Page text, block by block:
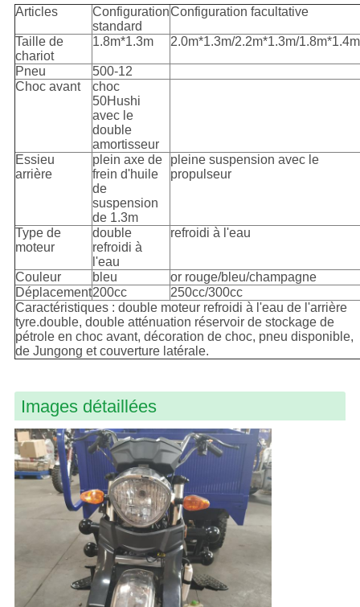
PRIVACY
POLICY
Articles
Configuration
standard
Configuration facultative
Taille de
chariot
1.8m*1.3m 2.0m*1.3m/2.2m*1.3m/1.8m*1.4m
Pneu
500-12
Choc avant
choc
50Hushi
avec le
double
amortisseur
Essieu
arrière
plein axe de
frein d'huile
de
suspension
de 1.3m
pleine suspension avec le
propulseur
Type de
moteur
double
refroidi à
l'eau
refroidi à l'eau
Couleur bleu
or rouge/bleu/champagne
Déplacement200cc
250cc/300cc
Caractéristiques : double moteur refroidi à l'eau de l'arrière
tyre.double, double atténuation réservoir de stockage de
pétrole en choc avant, décoration de choc, pneu disponible,
de Jungong et couverture latérale.
Images détaillées